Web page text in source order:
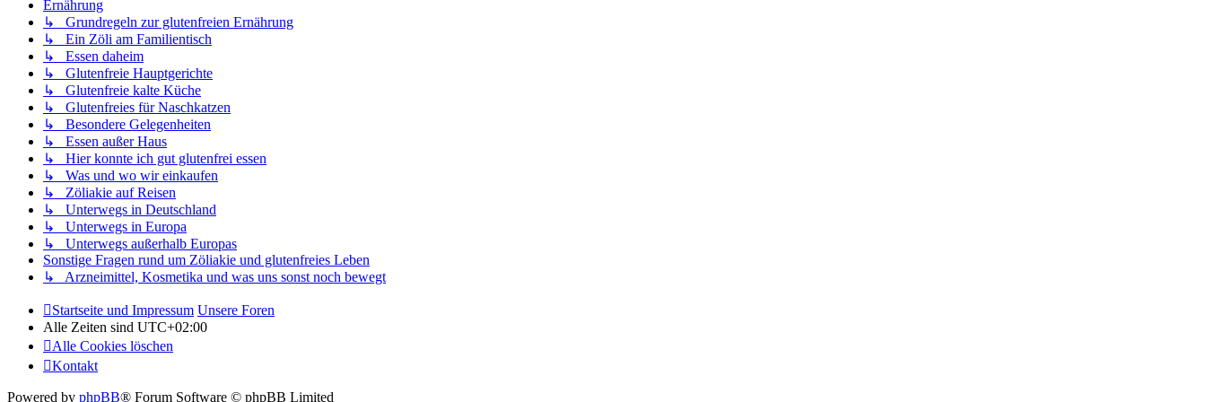
Ernährung
↳ Grundregeln zur glutenfreien Ernährung
↳ Ein Zöli am Familientisch
↳ Essen daheim
↳ Glutenfreie Hauptgerichte
↳ Glutenfreie kalte Küche
↳ Glutenfreies für Naschkatzen
↳ Besondere Gelegenheiten
↳ Essen außer Haus
↳ Hier konnte ich gut glutenfrei essen
↳ Was und wo wir einkaufen
↳ Zöliakie auf Reisen
↳ Unterwegs in Deutschland
↳ Unterwegs in Europa
↳ Unterwegs außerhalb Europas
Sonstige Fragen rund um Zöliakie und glutenfreies Leben
↳ Arzneimittel, Kosmetika und was uns sonst noch bewegt
Startseite und Impressum Unsere Foren
Alle Zeiten sind UTC+02:00
Alle Cookies löschen
Kontakt
Powered by phpBB® Forum Software © phpBB Limited